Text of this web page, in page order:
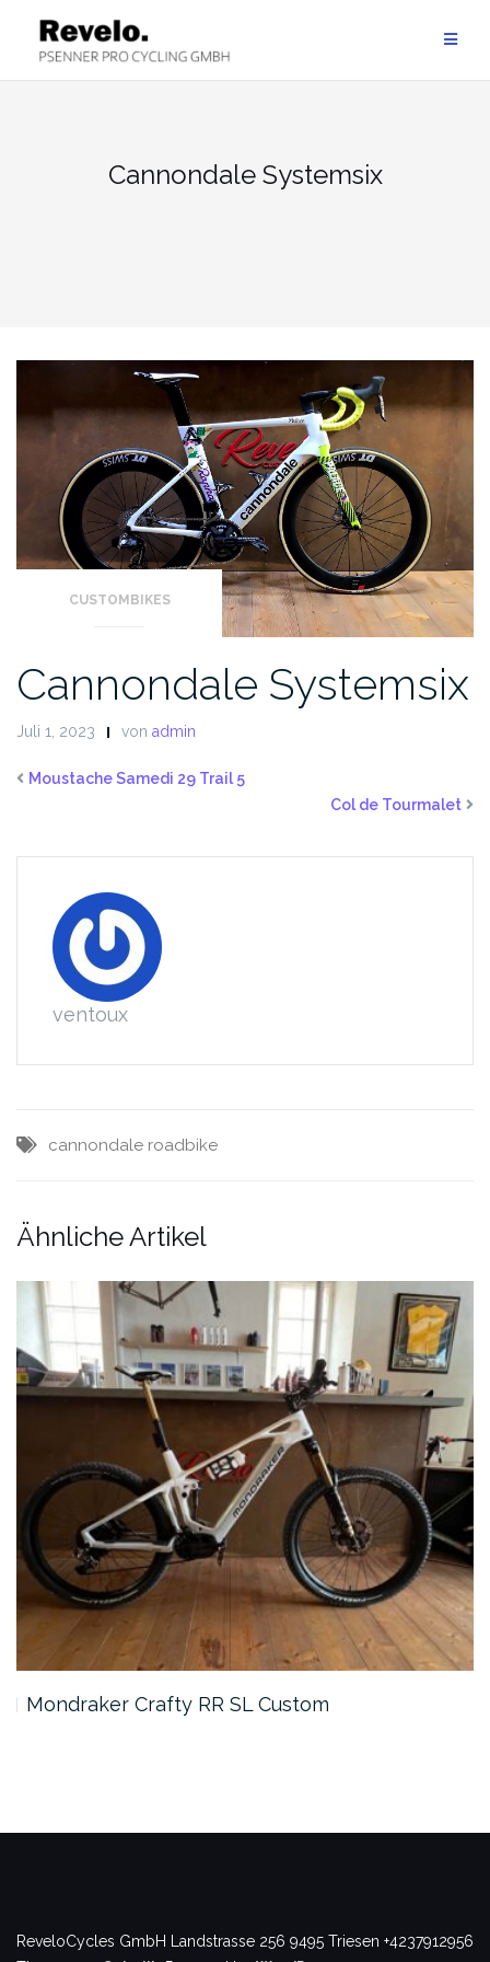
Inhalt
springen
Cannondale Systemsix
CUSTOMBIKES
Cannondale Systemsix
Juli 1, 2023 von admin
Moustache Samedi 29 Trail 5
Col de Tourmalet
ventoux
cannondale roadbike
Ähnliche Artikel
Mondraker Crafty RR SL Custom
ReveloCycles GmbH Landstrasse 256 9495 Triesen +4237912956